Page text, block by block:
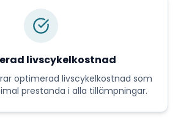
livscykelkostnad
optimerad livscykelkostnad som
prestanda i alla tillämpningar.